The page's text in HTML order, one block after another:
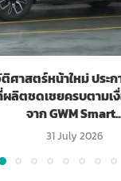
ติศาสตร์หน้าใหม่ ประ
ลิตชดเชยครบตามเงื่
จาก GWM
31 July 2026